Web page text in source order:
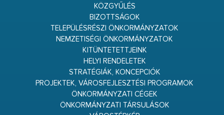
KÖZGYŰLÉS
BIZOTTSÁGOK
TELEPÜLÉSRÉSZI ÖNKORMÁNYZATOK
NEMZETISÉGI ÖNKORMÁNYZATOK
KITÜNTETETTJEINK
HELYI RENDELETEK
STRATÉGIÁK, KONCEPCIÓK
PROJEKTEK, VÁROSFEJLESZTÉSI PROGRAMOK
ÖNKORMÁNYZATI CÉGEK
ÖNKORMÁNYZATI TÁRSULÁSOK